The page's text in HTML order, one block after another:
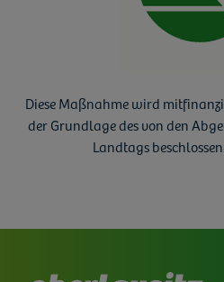
Diese Maßnahme wird
der Grundlage des von den
Landtags